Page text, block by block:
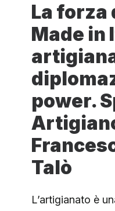
La forza
Made in
power.
Talò
L’artigianato è